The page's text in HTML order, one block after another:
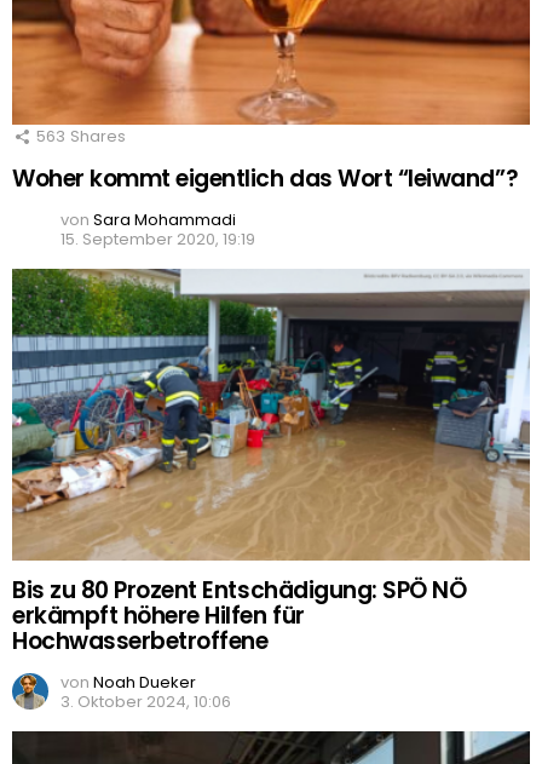
563 Shares
Woher kommt eigentlich das Wort “leiwand”?
von Sara Mohammadi
15. September 2020, 19:19
Bis zu 80 Prozent Entschädigung: SPÖ NÖ
erkämpft höhere Hilfen für
Hochwasserbetroffene
von Noah Dueker
3. Oktober 2024, 10:06